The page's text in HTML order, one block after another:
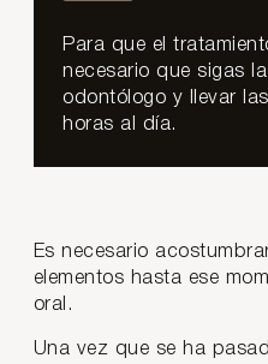
Para que el
necesario que sigas
odontólogo y llevar
horas al día.
Es necesario
elementos hasta ese
oral.
Una vez que se ha